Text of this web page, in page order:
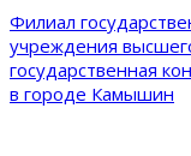
Филиал
учреждения
государственная
в городе Камышин